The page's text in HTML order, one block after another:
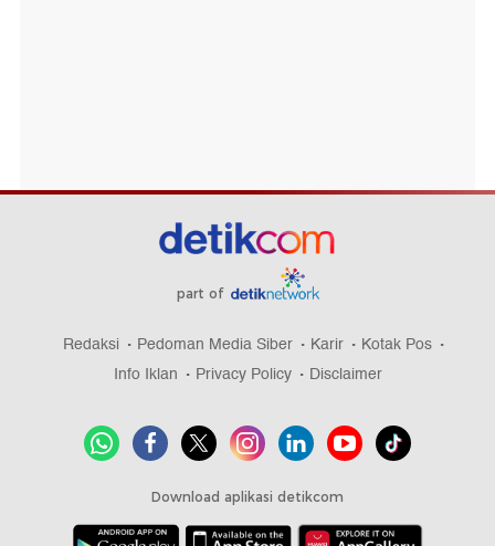
part of
Redaksi Pedoman Media Siber Karir
Kotak Pos
Info Iklan
Privacy Policy Disclaimer
Download aplikasi detikcom